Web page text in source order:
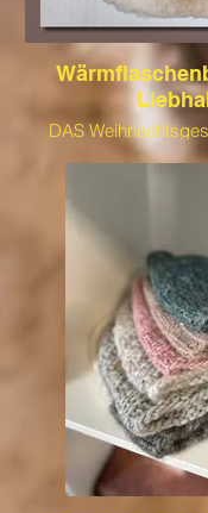
DAS
traumhafte
Wärmflasche extrem
Tipp zu